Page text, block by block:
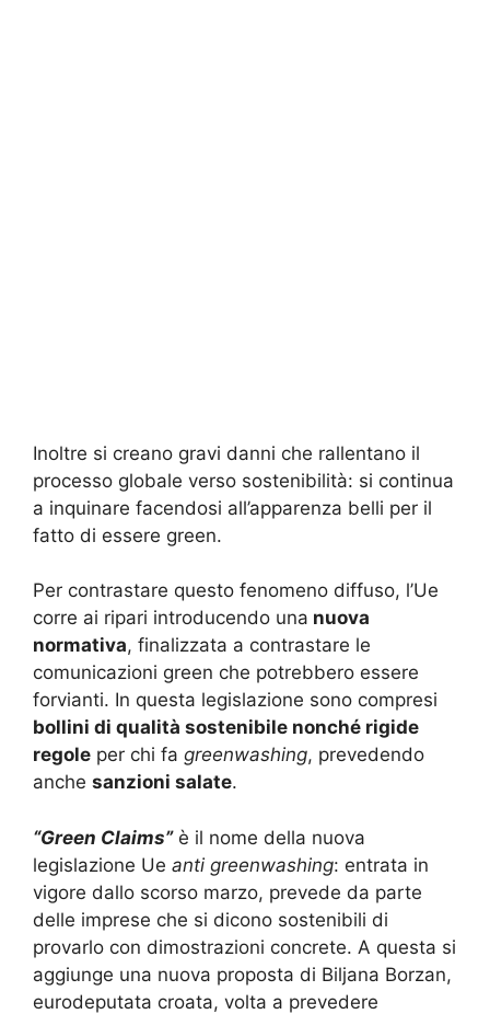
Inoltre si creano gravi danni che rallentano il
processo globale verso sostenibilità: si continua
a inquinare facendosi all’apparenza belli per il
fatto di essere green.
Per contrastare questo fenomeno diffuso, l’Ue
corre ai ripari introducendo una nuova
normativa, finalizzata a contrastare le
comunicazioni green che potrebbero essere
forvianti. In questa legislazione sono compresi
bollini di qualità sostenibile nonché rigide
regole per chi fa greenwashing, prevedendo
anche sanzioni salate.
“Green Claims”è il nome della nuova
legislazione Ue anti greenwashing: entrata in
vigore dallo scorso marzo, prevede da parte
delle imprese che si dicono sostenibili di
provarlo con dimostrazioni concrete. A questa si
aggiunge una nuova proposta di Biljana Borzan,
eurodeputata croata, volta a prevedere